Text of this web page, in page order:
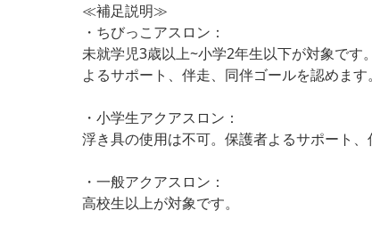
≪補足説明≫
・ちびっこアスロン：
未就学児3歳以上~小学2年生以下が対象で
よるサポート、伴走、同伴ゴールを認めま
・小学生アクアスロン：
浮き具の使用は不可。保護者よるサポート、
・一般アクアスロン：
高校生以上が対象です。